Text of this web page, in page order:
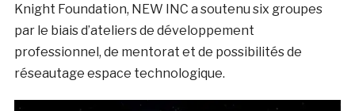
Knight Foundation, NEW INC a soutenu six groupes
par le biais d’ateliers de développement
professionnel, de mentorat et de possibilités de
réseautage espace technologique.